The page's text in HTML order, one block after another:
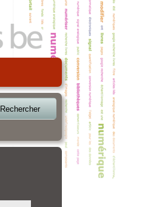
Rechercher